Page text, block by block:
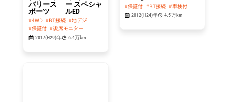
バリース
ポーツ
ー スペシャ
ルED
#4WD #BT接続 #地デジ
#保証付 #後席モニター
2017(H29)年 6.4万km
#保証付 #BT接続 #車検付
2012(H24)年 4.5万km